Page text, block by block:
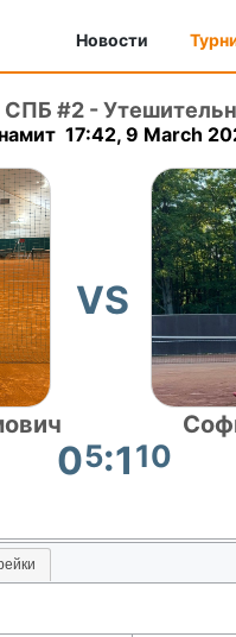
Новости
СПБ #2 -
17:42, 9 March
VS
05:110